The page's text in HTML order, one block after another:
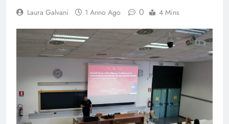
Laura Galvani 1 Anno Ago 0 4 Mins